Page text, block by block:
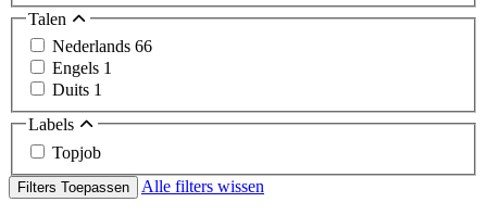
Talen
Nederlands 66
Engels 1
Duits 1
Labels
Topjob
Filters Toepassen Alle filters wissen